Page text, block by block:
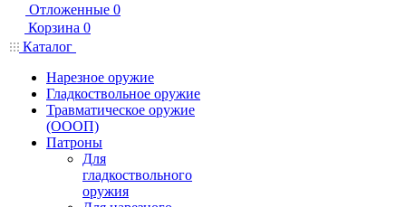
Отложенные 0
Корзина 0
Каталог
Нарезное оружие
Гладкоствольное оружие
Травматическое оружие
(ОООП)
Патроны
Для
гладкоствольного
оружия